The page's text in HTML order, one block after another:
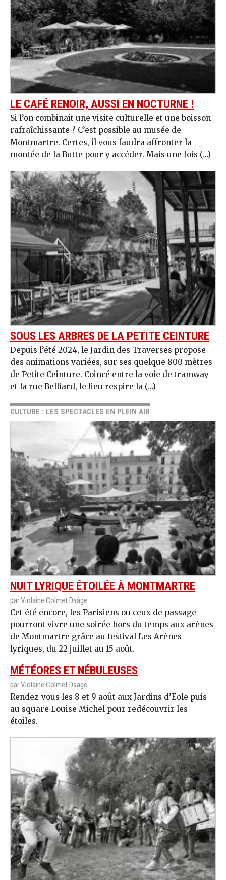
LE CAFÉ RENOIR, AUSSI EN NOCTURNE !
Si l’on combinait une visite culturelle et une boisson
rafraîchissante ? C’est possible au musée de
Montmartre. Certes, il vous faudra affronter la
montée de la Butte pour y accéder. Mais une fois (…)
SOUS LES ARBRES DE LA PETITE CEINTURE
Depuis l’été 2024, le Jardin des Traverses propose
des animations variées, sur ses quelque 800 mètres
de Petite Ceinture. Coincé entre la voie de tramway
et la rue Belliard, le lieu respire la (…)
CULTURE : LES SPECTACLES EN PLEIN AIR
NUIT LYRIQUE ÉTOILÉE À MONTMARTRE
par Violaine Colmet Daâge
Cet été encore, les Parisiens ou ceux de passage
pourront vivre une soirée hors du temps aux arènes
de Montmartre grâce au festival Les Arènes
lyriques, du 22 juillet au 15 août.
MÉTÉORES ET NÉBULEUSES
par Violaine Colmet Daâge
Rendez-vous les 8 et 9 août aux Jardins d’Eole puis
au square Louise Michel pour redécouvrir les
étoiles.